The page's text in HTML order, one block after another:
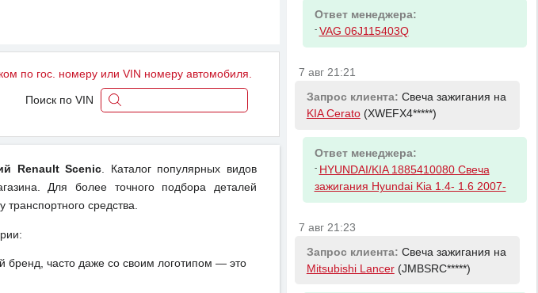
по гос. номеру или VIN номеру автомобиля.
Поиск по VIN
Renault Scenic. Каталог популярных видов
Для более точного подбора деталей
транспортного средства.
бренд, часто даже со своим логотипом — это
Ответ менеджера:
- VAG 06J115403Q
7 авг 21:21
Запрос клиента: Свеча зажигания на
KIA Cerato(XWEFX4*****)
Ответ менеджера:
- HYUNDAI/KIA 1885410080 Свеча
зажигания Hyundai Kia 1.4- 1.6 2007-
7 авг 21:23
Запрос клиента: Свеча зажигания на
Mitsubishi Lancer(JMBSRC*****)